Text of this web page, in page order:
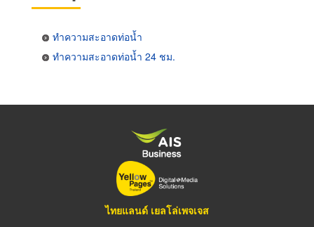
ทำความสะอาดท่อน้ำ
ทำความสะอาดท่อน้ำ 24 ชม.
ไทยแลนด์ เยลโล่เพจเจส